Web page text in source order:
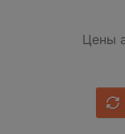
Цены